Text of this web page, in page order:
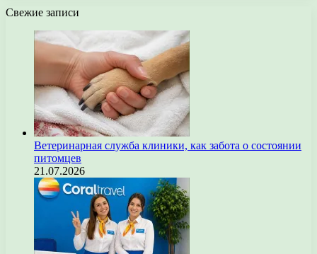
Свежие записи
Ветеринарная служба клиники, как забота о состоянии
питомцев
21.07.2026